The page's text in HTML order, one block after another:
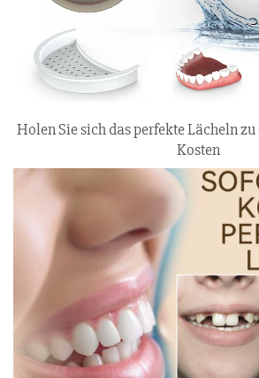
Holen Sie sich das perfekte Lächeln
Kosten